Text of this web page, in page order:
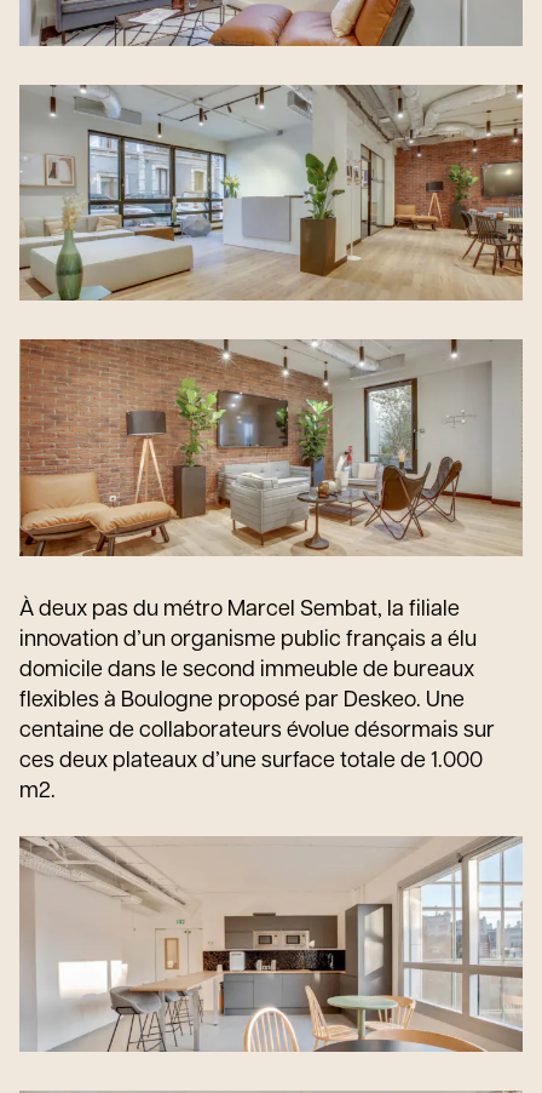
À deux pas du métro Marcel Sembat, la filiale
innovation d’un organisme public français a élu
domicile dans le second immeuble de bureaux
flexibles à Boulogne proposé par Deskeo. Une
centaine de collaborateurs évolue désormais sur
ces deux plateaux d’une surface totale de 1.000
m2.